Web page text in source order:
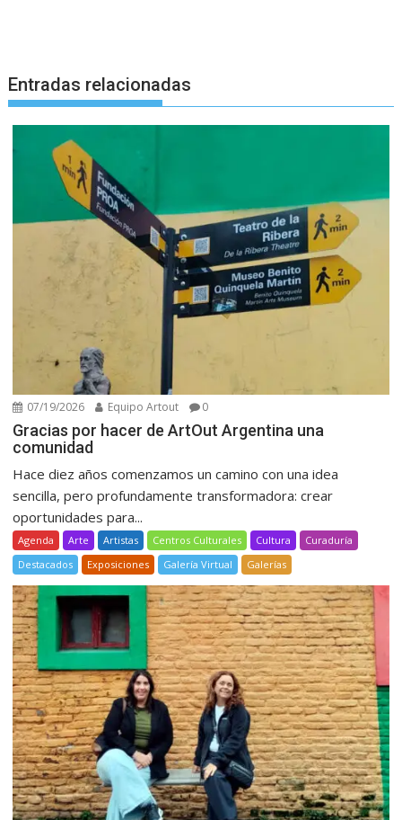
Entradas relacionadas
07/19/2026 Equipo Artout 0
Gracias por hacer de ArtOut Argentina una
comunidad
Hace diez años comenzamos un camino con una idea
sencilla, pero profundamente transformadora: crear
oportunidades para...
Agenda Arte Artistas Centros Culturales Cultura
Curaduría
Destacados
Exposiciones Galería Virtual Galerías